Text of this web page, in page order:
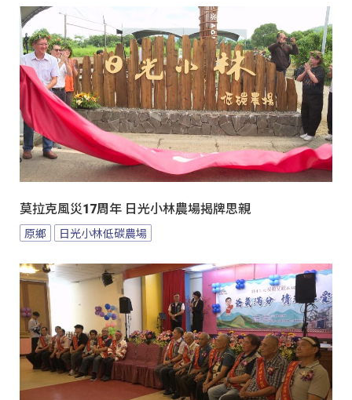
莫拉克風災17周年 日光小林農場揭牌思親
原鄉 日光小林低碳農場